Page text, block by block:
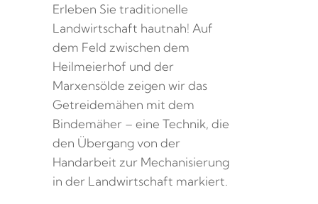
Erleben Sie traditionelle
Landwirtschaft hautnah! Auf
dem Feld zwischen dem
Heilmeierhof und der
Marxensölde zeigen wir das
Getreidemähen mit dem
Bindemäher – eine Technik, die
den Übergang von der
Handarbeit zur Mechanisierung
in der Landwirtschaft markiert.